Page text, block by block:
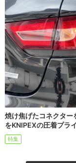
焼け焦げたコネクター
をKNIPEXの圧着プラ
特集